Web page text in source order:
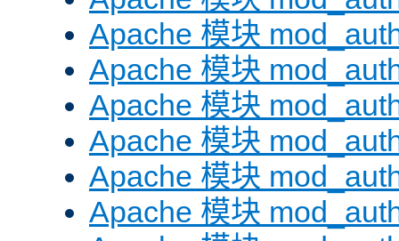
Apache 模块
Apache 模块
Apache 模块
Apache 模块
Apache 模块
Apache 模块